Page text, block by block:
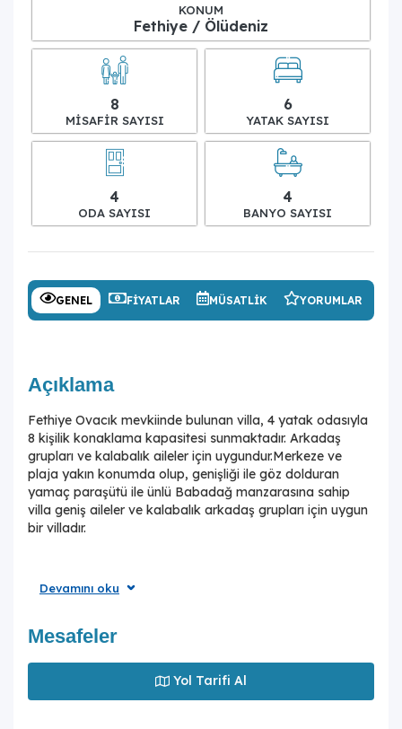
KONUM
Fethiye / Ölüdeniz
8
MISAFIR SAYISI
6
YATAK SAYISI
4
ODA SAYISI
4
BANYO SAYISI
GENEL FIYATLAR MÜSATLIK YORUMLAR
Açıklama
Fethiye Ovacık mevkiinde bulunan villa, 4 yatak odasıyla
8 kişilik konaklama kapasitesi sunmaktadır. Arkadaş
grupları ve kalabalık aileler için uygundur.Merkeze ve
plaja yakın konumda olup, genişliği ile göz dolduran
yamaç paraşütü ile ünlü Babadağ manzarasına sahip
villa geniş aileler ve kalabalık arkadaş grupları için uygun
bir villadır.
Geniş bahçesiyle çocuklu aileler için oldukça uygun olan
yakın bir konumunda, mola vaadetmektedir. İhtiyaçlarınız
terasına sahiptir ve havuz bahçe alanında kapasiteye
uygun şezlong takımı, oturma grubu ve barbekü
bulunmaktadır. Konforunuz gözetilerek tasarlanmış olan
Devamını oku
Mesafeler
Yol Tarifi Al